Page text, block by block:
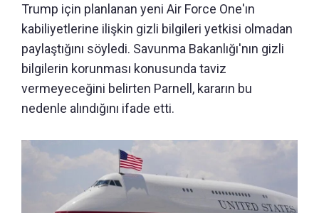
Trump için planlanan yeni Air Force One'ın
kabiliyetlerine ilişkin gizli bilgileri yetkisi olmadan
paylaştığını söyledi. Savunma Bakanlığı'nın gizli
bilgilerin korunması konusunda taviz
vermeyeceğini belirten Parnell, kararın bu
nedenle alındığını ifade etti.